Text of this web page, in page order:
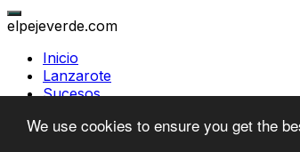
We use cookies to ensure you get the
elpejeverde.com
Inicio
Lanzarote
Sucesos
Política